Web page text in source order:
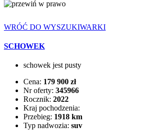
WRÓĆ DO WYSZUKIWARKI
SCHOWEK
schowek jest pusty
Cena: 179 900 zł
Nr oferty: 345966
Rocznik: 2022
Kraj pochodzenia:
Przebieg: 1918 km
Typ nadwozia: suv